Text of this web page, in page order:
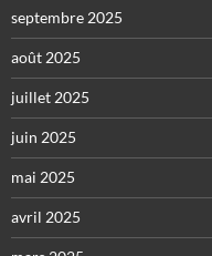
septembre 2025
août 2025
juillet 2025
juin 2025
mai 2025
avril 2025